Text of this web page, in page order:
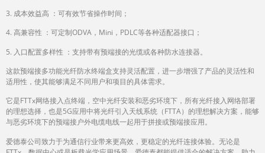
3. 成本效益高 ：可有效节省操作时间；
4. 高兼容性 ：可定制ODVA，Mini，PDLC等各种适配器接口；
5. 入口配置多样性 ：支持带有预端接的光缆或各种防水连接器。
这款预端接多功能光纤防水终端盒支持灵活配置，进一步增强了产品的灵活性和
适用性，使其能够满足不同用户和项目的具体需求。
它是FTTx网络接入点终端，空中光纤安装和恶劣环境下，所有光纤接入网络部署
的理想选择，也是5G应用中将光纤引入天线系统（FTTA）的理想解决方案，能够
与恶劣环境下的预端接户外电缆电线一起用于拼接或预端接应用。
爱德泰公司致力于为通信行业带来更高效，更稳定的光纤连接体验。无论是